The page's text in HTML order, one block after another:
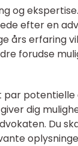
og
efter en
års erfaring
forudse
par
dig
Du